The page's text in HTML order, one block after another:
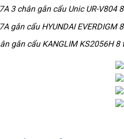
3 chân gắn cẩu Unic UR-V804
gắn cẩu HYUNDAI EVERDIGM
gắn cẩu KANGLIM KS2056H 8